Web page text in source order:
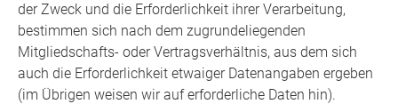
der Zweck und die Erforderlichkeit ihrer Verarbeitung,
bestimmen sich nach dem zugrundeliegenden
Mitgliedschafts- oder Vertragsverhältnis, aus dem sich
auch die Erforderlichkeit etwaiger Datenangaben ergeben
(im Übrigen weisen wir auf erforderliche Daten hin).